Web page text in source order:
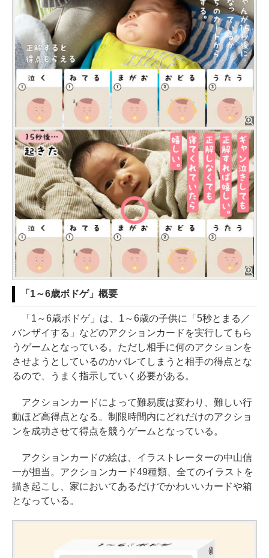
「1～6歳ボドゲ」概要
「1～6歳ボドゲ」は、1～6歳の子供に「5秒とまる／
バンザイする」などのアクションカードを実行してもら
うゲームとなっている。ただし相手に何のアクションを
させようとしているのかバレてしまうと相手の得点とな
るので、うまく指示していく必要がある。
アクションカードによって難易度は変わり、難しい行
動ほど高得点となる。制限時間内にどれだけのアクショ
ンを成功させて得点を競うゲームとなっている。
アクションカードの絵は、イラストレーターの中山信
一が担当。アクションカード49種類、全てのイラストを
描き起こし、家においてあるだけでかわいいカードや箱
となっている。